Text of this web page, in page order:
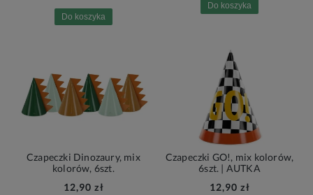
Do koszyka
Do koszyka
Czapeczki Dinozaury, mix
kolorów, 6szt.
12,90 zł
Czapeczki GO!, mix kolorów,
6szt. | AUTKA
12,90 zł